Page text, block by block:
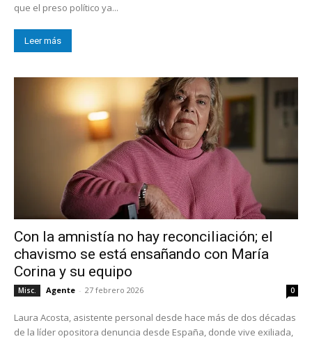
que el preso político ya...
Leer más
Con la amnistía no hay reconciliación; el
chavismo se está ensañando con María
Corina y su equipo
Misc. Agente - 27 febrero 2026 0
Laura Acosta, asistente personal desde hace más de dos décadas
de la líder opositora denuncia desde España, donde vive exiliada,